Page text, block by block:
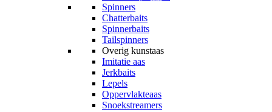
Spinners
Chatterbaits
Spinnerbaits
Tailspinners
Overig kunstaas
Imitatie aas
Jerkbaits
Lepels
Oppervlakteaas
Snoekstreamers